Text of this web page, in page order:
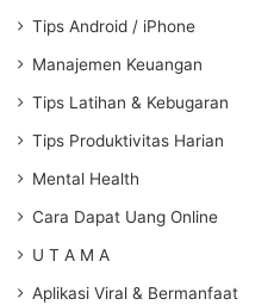
Tips Android / iPhone
Manajemen Keuangan
Tips Latihan & Kebugaran
Tips Produktivitas Harian
Mental Health
Cara Dapat Uang Online
U T A M A
Aplikasi Viral & Bermanfaat